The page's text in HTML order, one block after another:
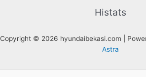
Histats
Copyright © 2026 hyundaibekasi.com |
Astra